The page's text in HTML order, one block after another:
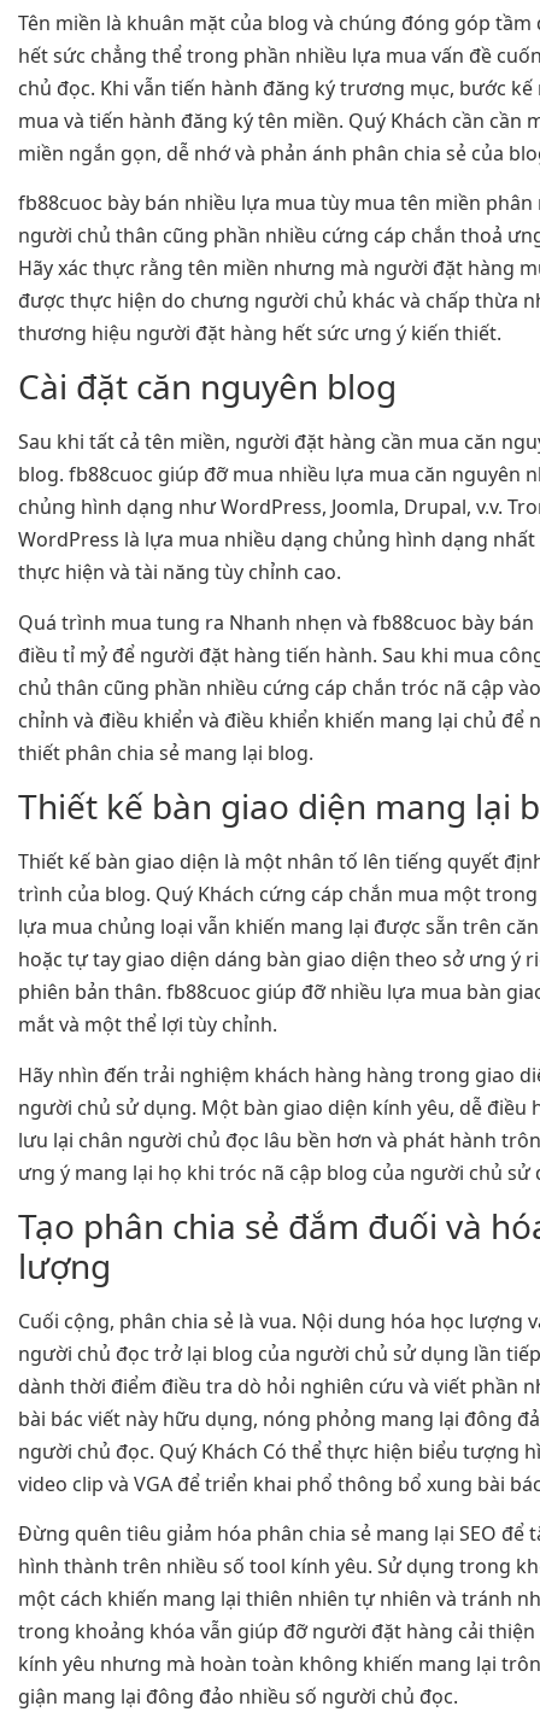
Tên miền là khuân mặt của blog và chúng đóng góp
hết sức chẳng thể trong phần nhiều lựa mua vấn đề
chủ đọc. Khi vẫn tiến hành đăng ký trương mục, bước kế
mua và tiến hành đăng ký tên miền. Quý Khách cần cần
miền ngắn gọn, dễ nhớ và phản ánh phân chia sẻ của
fb88cuoc bày bán nhiều lựa mua tùy mua tên miền phân
người chủ thân cũng phần nhiều cứng cáp chắn thoả
Hãy xác thực rằng tên miền nhưng mà người đặt hàng
được thực hiện do chưng người chủ khác và chấp thừa
thương hiệu người đặt hàng hết sức ưng ý kiến thiết.
Cài đặt căn nguyên blog
Sau khi tất cả tên miền, người đặt hàng cần mua căn
blog. fb88cuoc giúp đỡ mua nhiều lựa mua căn nguyên
chủng hình dạng như WordPress, Joomla, Drupal, v.v.
WordPress là lựa mua nhiều dạng chủng hình dạng
thực hiện và tài năng tùy chỉnh cao.
Quá trình mua tung ra Nhanh nhẹn và fb88cuoc bày
điều tỉ mỷ để người đặt hàng tiến hành. Sau khi mua
chủ thân cũng phần nhiều cứng cáp chắn tróc nã cập
chỉnh và điều khiển và điều khiển khiến mang lại chủ để
thiết phân chia sẻ mang lại blog.
Thiết kế bàn giao diện mang lại
Thiết kế bàn giao diện là một nhân tố lên tiếng quyết
trình của blog. Quý Khách cứng cáp chắn mua một
lựa mua chủng loại vẫn khiến mang lại được sẵn trên
hoặc tự tay giao diện dáng bàn giao diện theo sở ưng ý
phiên bản thân. fb88cuoc giúp đỡ nhiều lựa mua bàn
mắt và một thể lợi tùy chỉnh.
Hãy nhìn đến trải nghiệm khách hàng hàng trong giao
người chủ sử dụng. Một bàn giao diện kính yêu, dễ điều
lưu lại chân người chủ đọc lâu bền hơn và phát hành
ưng ý mang lại họ khi tróc nã cập blog của người chủ sử
Tạo phân chia sẻ đắm đuối và
lượng
Cuối cộng, phân chia sẻ là vua. Nội dung hóa học lượng
người chủ đọc trở lại blog của người chủ sử dụng lần
dành thời điểm điều tra dò hỏi nghiên cứu và viết phần
bài bác viết này hữu dụng, nóng phỏng mang lại đông
người chủ đọc. Quý Khách Có thể thực hiện biểu tượng
video clip và VGA để triển khai phổ thông bổ xung bài
Đừng quên tiêu giảm hóa phân chia sẻ mang lại SEO để
hình thành trên nhiều số tool kính yêu. Sử dụng trong
một cách khiến mang lại thiên nhiên tự nhiên và tránh
trong khoảng khóa vẫn giúp đỡ người đặt hàng cải
kính yêu nhưng mà hoàn toàn không khiến mang lại
giận mang lại đông đảo nhiều số người chủ đọc.